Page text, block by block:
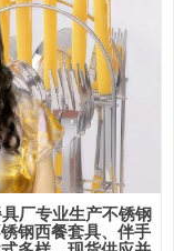
厂专业生产不锈钢
钢西餐套具、伴手